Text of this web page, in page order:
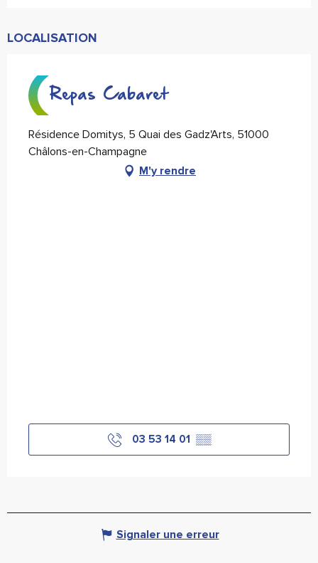
LOCALISATION
Repas Cabaret
Résidence Domitys, 5 Quai des Gadz'Arts, 51000
Châlons-en-Champagne
M'y rendre
03 53 14 01 ▒▒
Signaler une erreur